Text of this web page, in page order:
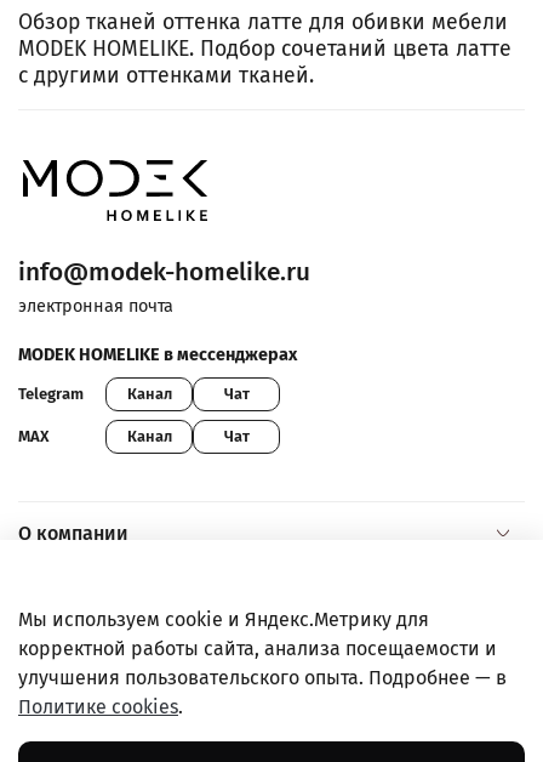
Обзор тканей оттенка латте для обивки мебели
MODEK HOMELIKE. Подбор сочетаний цвета латте
с другими оттенками тканей.
О компании
Покупателям
info@modek-homelike.ru
электронная почта
MODEK HOMELIKE в мессенджерах
Telegram Канал Чат
MAX Канал Чат
Правовая информация
Мы используем cookie и Яндекс.Метрику для
корректной работы сайта, анализа посещаемости и
улучшения пользовательского опыта. Подробнее — в
Политике cookies.